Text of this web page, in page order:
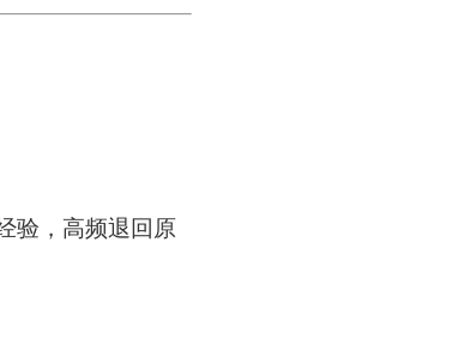
验，高频退回原